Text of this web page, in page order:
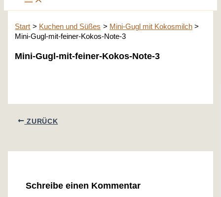
Start Kuchen und Süßes
Mini-Gugl mit Kokosmilch
Mini-Gugl-mit-feiner-Kokos-Note-3
Mini-Gugl-mit-feiner-Kokos-Note-3
ZURÜCK
Schreibe einen Kommentar